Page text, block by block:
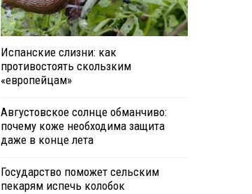
Испанские слизни: как
противостоять скользким
«европейцам»
Августовское солнце обманчиво:
почему коже необходима защита
даже в конце лета
Государство поможет сельским
пекарям испечь колобок